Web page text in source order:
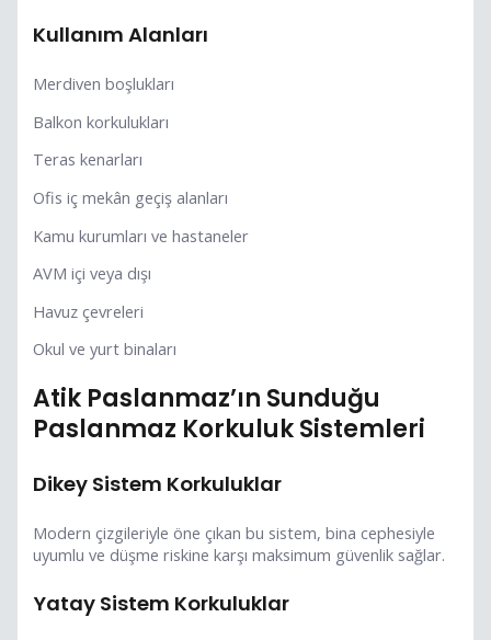
Kullanım Alanları
Merdiven boşlukları
Balkon korkulukları
Teras kenarları
Ofis iç mekân geçiş alanları
Kamu kurumları ve hastaneler
AVM içi veya dışı
Havuz çevreleri
Okul ve yurt binaları
Atik Paslanmaz’ın Sunduğu
Paslanmaz Korkuluk Sistemleri
Dikey Sistem Korkuluklar
Modern çizgileriyle öne çıkan bu sistem, bina cephesiyle
uyumlu ve düşme riskine karşı maksimum güvenlik sağlar.
Yatay Sistem Korkuluklar